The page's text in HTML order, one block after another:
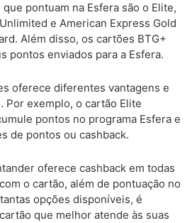
pontuam na Esfera são o Elite,
e American Express Gold
Além disso, os cartões BTG+
pontos enviados para a Esfera.
oferece diferentes vantagens e
Por exemplo, o cartão Elite
pontos no programa Esfera e
de pontos ou cashback.
oferece cashback em todas
o cartão, além de pontuação no
opções disponíveis, é
que melhor atende às suas